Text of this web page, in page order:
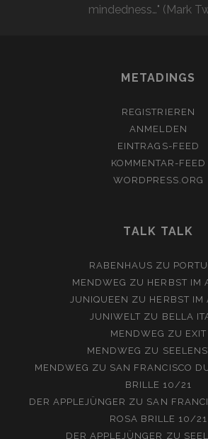
mindedness…" (Mark
METADINGS
REGISTRIEREN
ANMELDEN
EINTRAGS-FEED
KOMMENTAR-FEED
WORDPRESS.ORG
TALK TALK
RABENHAUS ZU
MENDWEG ZU HERBST IM
JUNIQUEEN ZU HERBST IM
JUNIWELT ZU BELLA
MENDWEG ZU EXIT
MENDWEG ZU
MENDWEG ZU SAN FRANCISCO
BRILLE 10/21
DER APPLEJÜNGER ZU SAN
ROSA BRILLE 10/21
DER APPLEJÜNGER ZU